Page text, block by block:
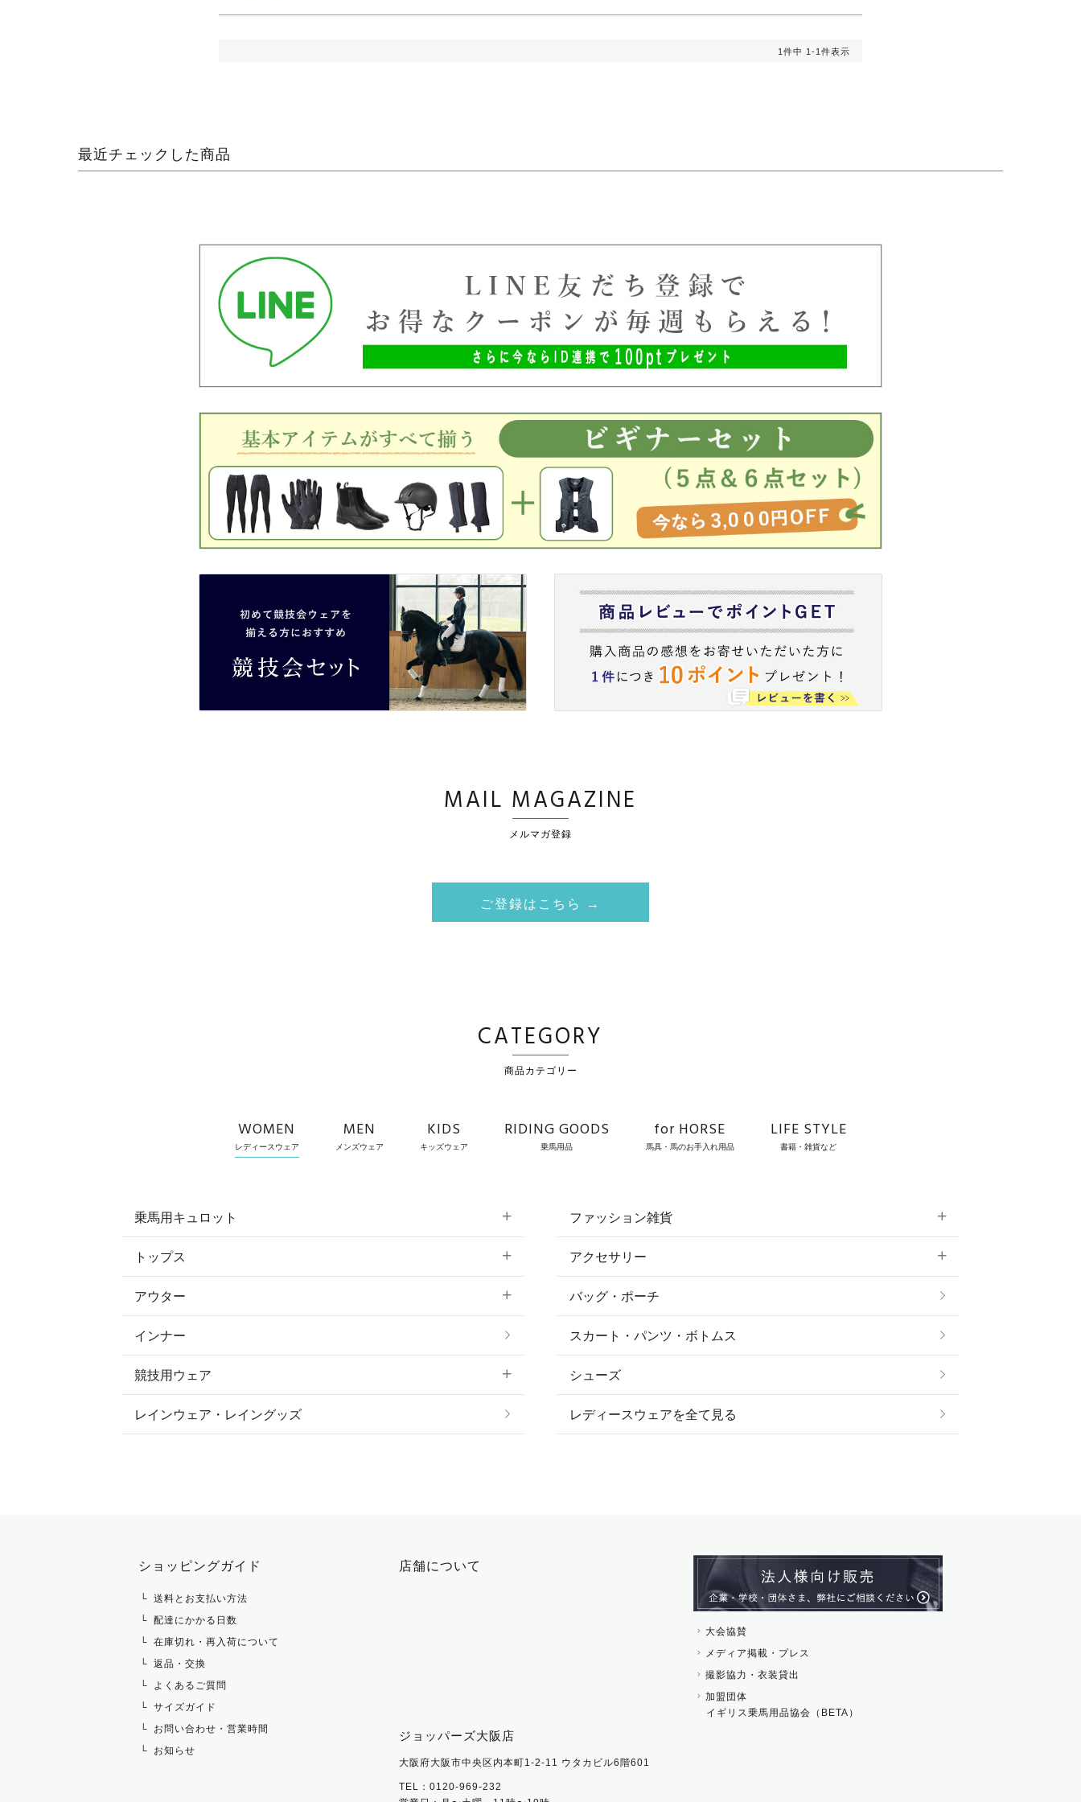
1 件中 1 -1 件表示
最近チェックした商品
MAIL MAGAZINE
メルマガ登録
ご登録はこちら →
CATEGORY
商品カテゴリー
WOMEN
レディースウェア
MEN
メンズウェア
KIDS
キッズウェア
RIDING GOODS
乗馬用品
for HORSE
馬具・馬のお手入れ用品
LIFE STYLE
書籍・雑貨など
乗馬用キュロット
すべてのキュロット
フルグリップ・尻革 キュロット
ニーグリップ・膝革 キュロット
トップス
すべてのトップス
ポロシャツ
カットソー・Tシャツ・タンクトップ
その他 トップス
アウター
すべてのアウター
コート
ジャケット・ブルゾン
インナー
競技用ウェア
すべての競技用ウェア
レインウェア・レイングッズ
ファッション雑貨
すべてのファッション雑貨
ソックス
ベルト
キーホルダー・チャーム・ストラップ
その他 ファッション雑貨
アクセサリー
すべてのアクセサリー
リング
ピアス・イヤリング
その他 アクセサリー
バッグ・ポーチ
スカート・パンツ・ボトムス
シューズ
レディースウェアを全て見る
ショッピングガイド
送料とお支払い方法
配達にかかる日数
在庫切れ・再入荷について
返品・交換
よくあるご質問
サイズガイド
お問い合わせ・営業時間
お知らせ
店舗について
ジョッパーズ大阪店
大阪府大阪市中央区内本町1-2-11 ウタカビル6階601
TEL：0120-969-232
大会協賛
メディア掲載・プレス
撮影協力・衣装貸出
加盟団体
イギリス乗馬用品協会（BETA）